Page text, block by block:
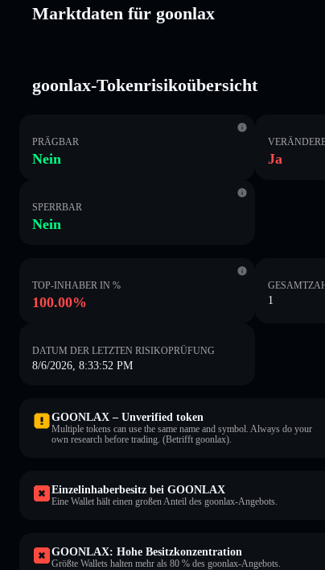
Marktdaten für goonlax
goonlax-Tokenrisikoübersicht
PRÄGBAR
Nein Ja
SPERRBAR
Nein
TOP-INHABER IN %
100.00% 1
DATUM DER LETZTEN RISIKOPRÜFUNG
8/6/2026, 8:33:52 PM
GOONLAX – Unverified token
Multiple tokens can use the same name and symbol. Always do your
own research before trading. (Betrifft goonlax).
Einzelinhaberbesitz bei GOONLAX
Eine Wallet hält einen großen Anteil des goonlax-Angebots.
GOONLAX: Hohe Besitzkonzentration
Größte Wallets halten mehr als 80 % des goonlax-Angebots.